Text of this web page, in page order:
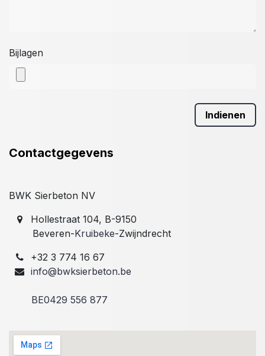
Bijlagen
Indien​en
Contactgegevens
BWK Sierbeton NV
Hollestraat 104, B-9150
Beveren-Kruibeke-Zwijndrecht
+32 3 774 16 67
info@bwksierbeton.be
BE0429 556 877